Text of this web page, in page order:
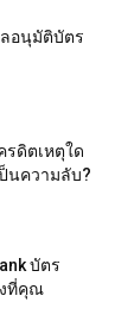
อนุมัติบัตร
รดิตเหตุใด
นความลับ?
บัตร
งที่คุณ